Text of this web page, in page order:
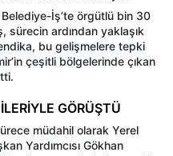
İş’te örgütlü bin 30
sürecin ardından yaklaşık
bu gelişmelere tepki
çeşitli bölgelerinde çıkan
GÖRÜŞTÜ
müdahil olarak Yerel
Yardımcısı Gökhan